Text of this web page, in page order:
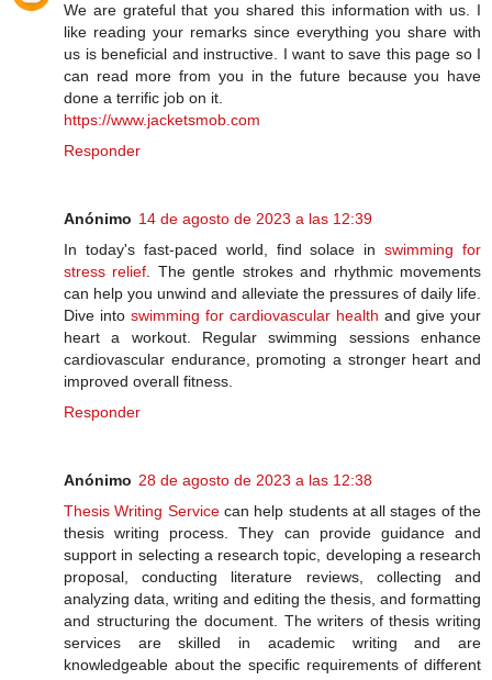
We are grateful that you shared this information with us. I
like reading your remarks since everything you share with
us is beneficial and instructive. I want to save this page so I
can read more from you in the future because you have
done a terrific job on it.
https://www.jacketsmob.com
Responder
Anónimo 14 de agosto de 2023 a las 12:39
In today's fast-paced world, find solace inswimming for
stress relief . The gentle strokes and rhythmic movements
can help you unwind and alleviate the pressures of daily life.
Dive into swimming for cardiovascular health and give your
heart a workout. Regular swimming sessions enhance
cardiovascular endurance, promoting a stronger heart and
improved overall fitness.
Responder
Anónimo 28 de agosto de 2023 a las 12:38
Thesis Writing Servicecan help students at all stages of the
thesis writing process. They can provide guidance and
support in selecting a research topic, developing a research
proposal, conducting literature reviews, collecting and
analyzing data, writing and editing the thesis, and formatting
and structuring the document. The writers of thesis writing
services are skilled in academic writing and are
knowledgeable about the specific requirements of different